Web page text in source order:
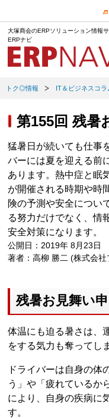
大塚商会のERPソリューション情報サ
ERPナビ
トク◎情報 IT＆ビジネスコラ
第155回 残暑
猛暑日が続いても仕事
バーには夏を迎える前
あります。熱中症と眠
が開催される時期や時
険の予測や安全につい
る努力だけでなく、情
安全対策になります。
公開日：2019年 8月23日
著者：高柳 勝二 (株式会
残暑お見舞い
体温にも迫る暑さは、
をする気力も奪ってし
ドライバーは自身の体
う」や「疲れているか
により、自身の疾病に
す。